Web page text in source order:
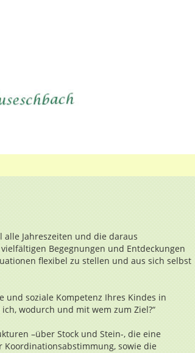
Jahreszeiten und die daraus
Begegnungen und Entdeckungen
flexibel zu stellen und aus sich selbst
soziale Kompetenz Ihres Kindes in
wodurch und mit wem zum Ziel?“
–über Stock und Stein-, die eine
sowie die